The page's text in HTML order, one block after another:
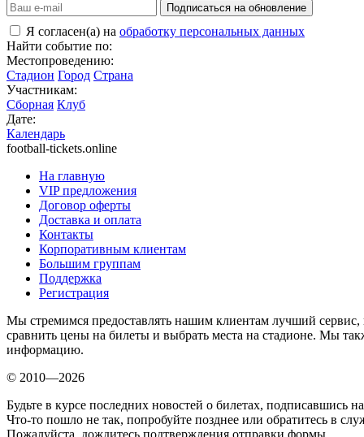
Подписаться на обновление
Я согласен(а) на обработку персональных данных
Найти событие по:
Местопроведению:
Стадион Город Страна
Участникам:
Сборная Клуб
Дате:
Календарь
football-tickets.online
На главную
VIP предложения
Договор оферты
Доставка и оплата
Контакты
Корпоративным клиентам
Большим группам
Поддержка
Регистрация
Мы стремимся предоставлять нашим клиентам лучший
сравнить цены на билеты и выбрать места на стадионе. Мы
информацию.
© 2010—2026
Будьте в курсе последних новостей о билетах, подписавшись
Что-то пошло не так, попробуйте позднее или обратитесь в
Пожалуйста, дождитесь подтверждения отправки формы.